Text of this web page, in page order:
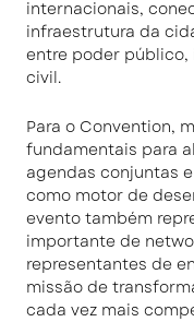
internacionais,
infraestrutura da
entre poder
civil.
Para o Convention,
fundamentais para
agendas conjuntas
como motor de
evento também
importante de
representantes de
missão de
cada vez mais